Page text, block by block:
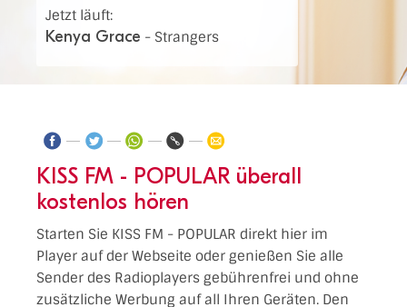
Jetzt läuft:
Kenya Grace - Strangers
KISS FM - POPULAR überall
kostenlos hören
Starten Sie KISS FM - POPULAR direkt hier im
Player auf der Webseite oder genießen Sie alle
Sender des Radioplayers gebührenfrei und ohne
zusätzliche Werbung auf all Ihren Geräten. Den